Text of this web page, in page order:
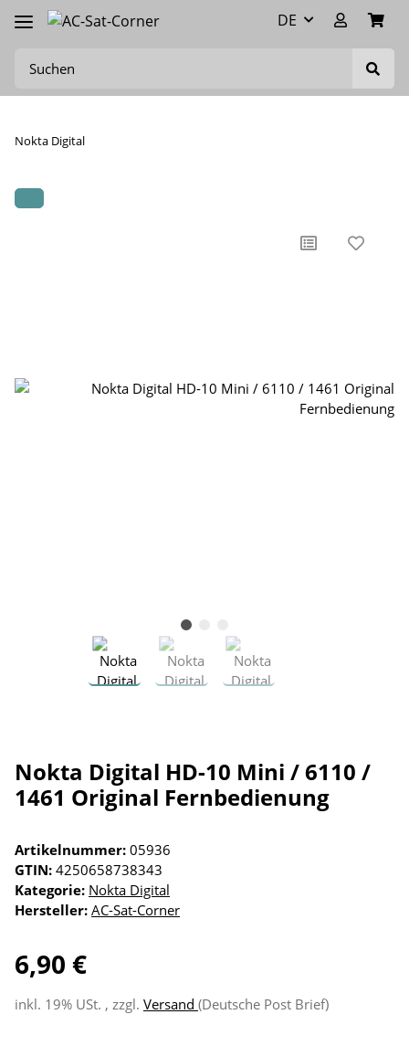
DE
Nokta Digital
Nokta Digital HD-10 Mini / 6110 /
1461 Original Fernbedienung
Artikelnummer: 05936
GTIN: 4250658738343
Kategorie: Nokta Digital
Hersteller: AC-Sat-Corner
6,90 €
inkl. 19% USt. , zzgl. Versand (Deutsche Post Brief)